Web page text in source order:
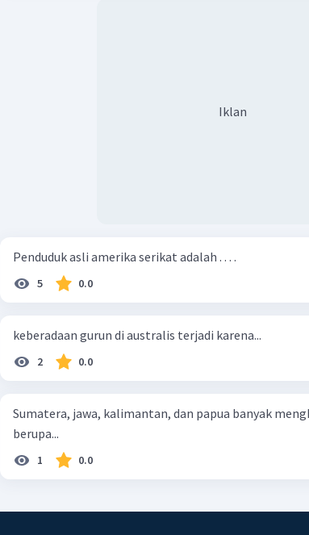
Iklan
Penduduk asli amerika serikat adalah . . . .
5 0.0
keberadaan gurun di australis terjadi karena...
2 0.0
Sumatera, jawa, kalimantan, dan papua banyak
berupa...
1 0.0